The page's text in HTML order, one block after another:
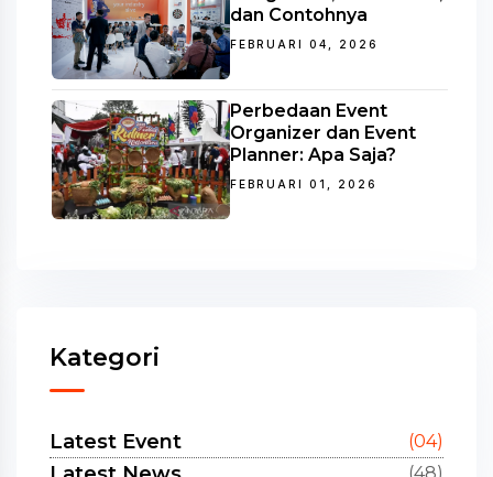
dan Contohnya
FEBRUARI 04, 2026
Perbedaan Event
Organizer dan Event
Planner: Apa Saja?
FEBRUARI 01, 2026
Kategori
Latest Event (04)